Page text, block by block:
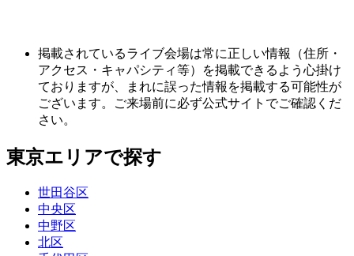
掲載されているライブ会場は常に正しい情報（住所・
アクセス・キャパシティ等）を掲載できるよう心掛け
ておりますが、まれに誤った情報を掲載する可能性が
ございます。ご来場前に必ず公式サイトでご確認くだ
さい。
東京エリアで探す
世田谷区
中央区
中野区
北区